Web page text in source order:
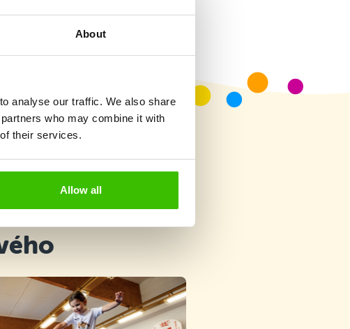
About
analyse our traffic. We also share
who may combine it with
their services.
Allow all